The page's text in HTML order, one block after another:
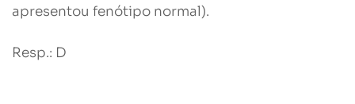
apresentou fenótipo normal).
Resp.: D